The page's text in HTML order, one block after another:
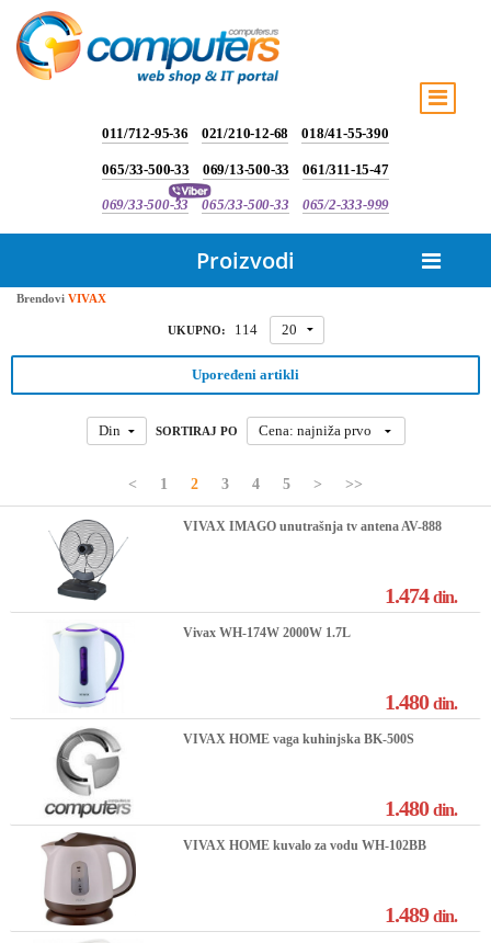
011/712-95-36 021/210-12-68 018/41-55-390
065/33-500-33 069/13-500-33 061/311-15-47
069/33-500-33 065/33-500-33 065/2-333-999
Proizvodi
Brendovi VIVAX
UKUPNO: 114 20
Upoređeni artikli
Din SORTIRAJ PO Cena: najniža prvo
< 1 2 3 4 5 > >>
VIVAX IMAGO unutrašnja tv antena AV-888
1.474din.
Vivax WH-174W 2000W 1.7L
1.480din.
VIVAX HOME vaga kuhinjska BK-500S
1.480din.
VIVAX HOME kuvalo za vodu WH-102BB
1.489din.